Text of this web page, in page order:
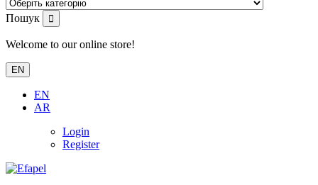
Пошук
Welcome to our online store!
EN
EN
AR
Login
Register